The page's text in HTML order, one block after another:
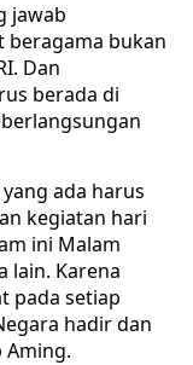
jawab
beragama bukan
Dan
berada di
ada harus
kegiatan hari
ini Malam
lain. Karena
pada setiap
hadir dan
Aming.